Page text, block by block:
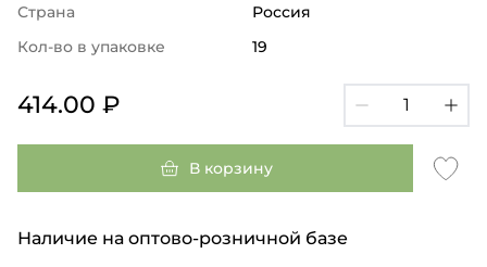
Страна
Россия
Кол-во в упаковке
19
414.00 ₽
В корзину
Наличие на оптово-розничной базе